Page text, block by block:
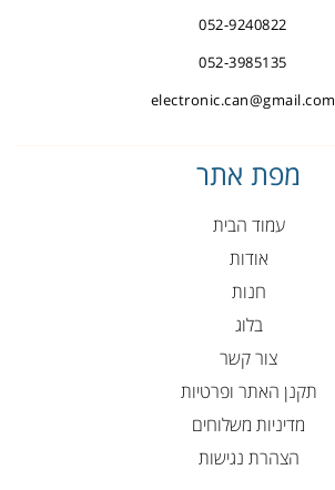
052-9240822
052-3985135
electronic.can@gmail.com
מפת אתר
עמוד הבית
אודות
חנות
בלוג
צור קשר
תקנן האתר ופרטיות
מדיניות משלוחים
הצהרת נגישות